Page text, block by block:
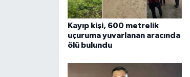
Kayıp kişi, 600 metrelik
uçuruma yuvarlanan aracında
ölü bulundu